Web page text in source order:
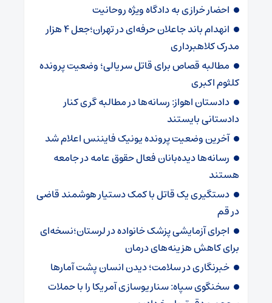
احضار خرازی به دادگاه ویژه روحانیت
انهدام باند جاعلان حرفه‌ای در تهران؛جعل ۴ هزار
مدرک کلاهبرداری
مطالبه قصاص برای قاتل سریالی؛ وضعیت پرونده
کلثوم اکبری
دادستان اهواز: رسانه‌ها در مطالبه گری کنار
دادستانی بایستند
آخرین وضعیت پرونده یونیک فایننس اعلام شد
رسانه‌ها دیده‌بانان فعال حقوق عامه در جامعه
هستند
دستگیری یک قاتل با کمک دستیار هوشمند قاضی
در قم
اجرای آزمایشی پزشک خانواده در لرستان؛نسخه‌ای
برای کاهش هزینه‌های درمان
خبرنگاری در سلامت؛ دیدن انسان پشت آمارها
سخنگوی سپاه: سناریوسازی آمریکا را با حملات